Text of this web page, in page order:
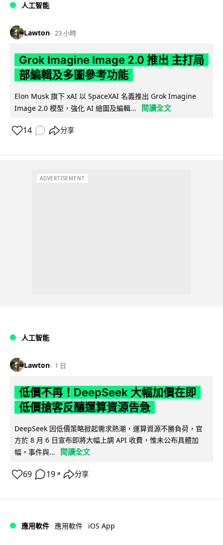
人工智能
Lawton 23 小時
Grok Imagine Image 2.0 推出 主打局
部編輯及多圖參考功能
Elon Musk 旗下 xAI 以 SpaceXAI 名義推出 Grok Imagine
Image 2.0 模型，強化 AI 繪圖及編輯...
閱讀全文
14 分享
ADVERTISEMENT
人工智能
Lawton 1 日
低價不再！DeepSeek 大幅加價在即
低價搶客反釀運算資源告急
DeepSeek 因低價策略掀起需求熱潮，運算資源不勝負荷，官
方於 8 月 6 日宣布即將大幅上調 API 收費，惟未公布具體加
幅。事件與...
閱讀全文
69 19 ↗ 分享
應用軟件 應用軟件 iOS App